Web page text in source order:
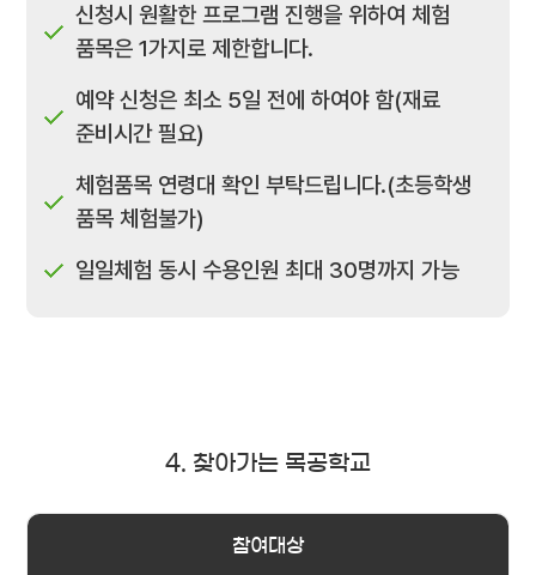
신청시 원활한 프로그램 진행을 위하여 체험
품목은 1가지로 제한합니다.
예약 신청은 최소 5일 전에 하여야 함(재료
준비시간 필요)
체험품목 연령대 확인 부탁드립니다.(초등학생
품목 체험불가)
일일체험 동시 수용인원 최대 30명까지 가능
4. 찾아가는 목공학교
참여대상